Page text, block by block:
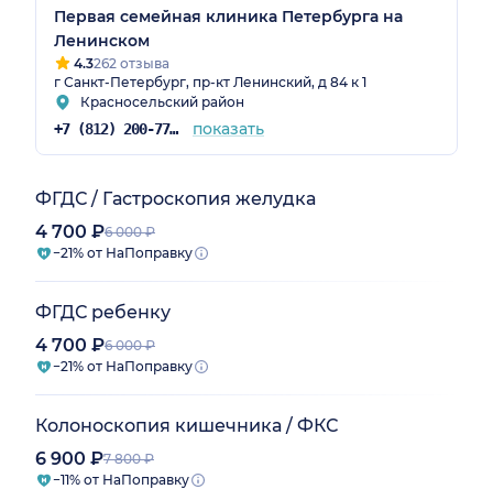
Первая семейная клиника Петербурга на
Ленинском
4.3262 отзыва
г Санкт-Петербург, пр-кт Ленинский, д 84 к 1
Красносельский район
+7 (812) 200-77-54 показать
ФГДС / Гастроскопия желудка
4 700 ₽6 000 ₽
−21% от НаПоправку
ФГДС ребенку
4 700 ₽6 000 ₽
−21% от НаПоправку
Колоноскопия кишечника / ФКС
6 900 ₽7 800 ₽
−11% от НаПоправку